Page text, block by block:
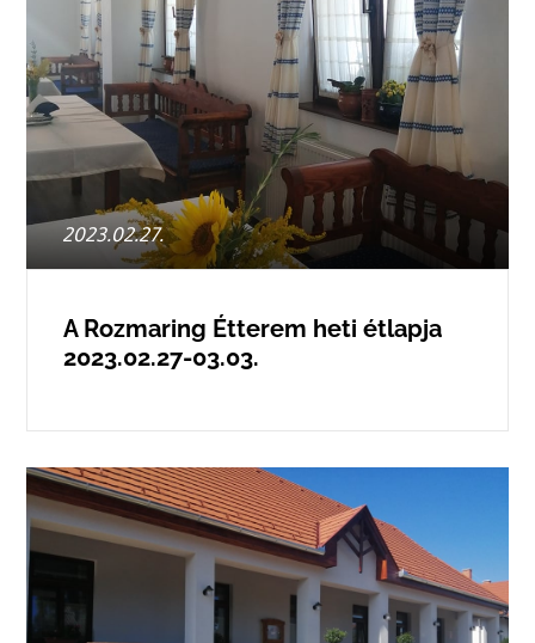
Posted
on
2023.02.27.
A Rozmaring Étterem heti étlapja
2023.02.27-03.03.